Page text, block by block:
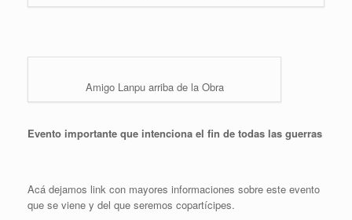
Amigo Lanpu arriba de la Obra
Evento importante que intenciona el fin de todas las guerras
Acá dejamos link con mayores informaciones sobre este evento
que se viene y del que seremos copartícipes.